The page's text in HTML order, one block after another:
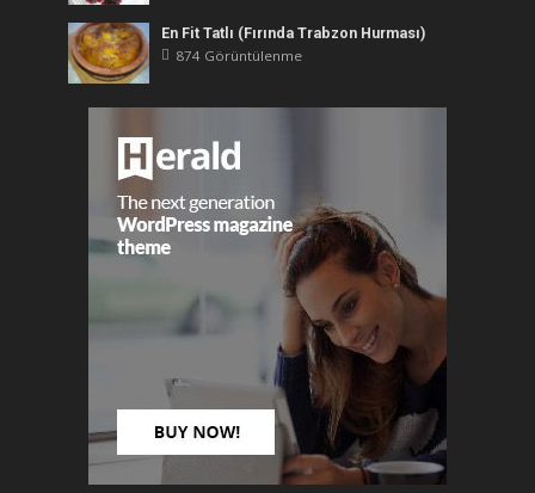
En Fit Tatlı (Fırında Trabzon Hurması)
874 Görüntülenme